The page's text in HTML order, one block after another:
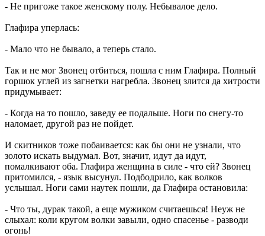
- Не пригоже такое женскому полу. Небывалое дело.
Глафира уперлась:
- Мало что не бывало, а теперь стало.
Так и не мог Звонец отбиться, пошла с ним Глафира. Полный
горшок углей из загнетки нагребла. Звонец злится да хитрости
придумывает:
- Когда на то пошло, заведу ее подальше. Ноги по снегу-то
наломает, другой раз не пойдет.
И скитников тоже побаивается: как бы они не узнали, что
золото искать выдумал. Вот, значит, идут да идут,
помалкивают оба. Глафира женщина в силе - что ей? Звонец
притомился, - язык высунул. Подбодрило, как волков
услышал. Ноги сами наутек пошли, да Глафира остановила:
- Что ты, дурак такой, а еще мужиком считаешься! Неуж не
слыхал: коли кругом волки завыли, одно спасенье - разводи
огонь!